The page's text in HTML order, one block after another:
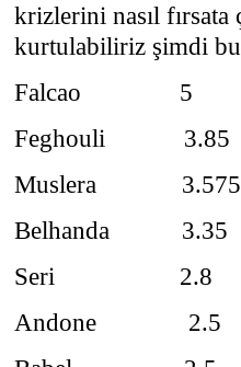
krizlerini nasıl
kurtulabiliriz şimdi
Falcao
Feghouli
Muslera
Belhanda
Seri 2.8
Andone